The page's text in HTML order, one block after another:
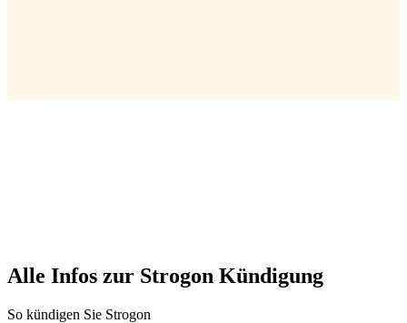
Alle Infos zur Strogon Kündigung
So kündigen Sie Strogon